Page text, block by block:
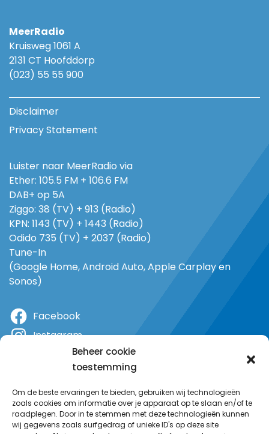
Beheer cookie
toestemming
Om de beste ervaringen te bieden, gebruiken wij technologieën
zoals cookies om informatie over je apparaat op te slaan en/of te
raadplegen. Door in te stemmen met deze technologieën kunnen
wij gegevens zoals surfgedrag of unieke ID's op deze site
MeerRadio
Kruisweg 1061 A
2131 CT Hoofddorp
(023) 55 55 900
Disclaimer
Privacy Statement
Luister naar MeerRadio via
Ether: 105.5 FM + 106.6 FM
DAB+ op 5A
Ziggo: 38 (TV) + 913 (Radio)
KPN: 1143 (TV) + 1443 (Radio)
Odido 735 (TV) + 2037 (Radio)
Tune-In
(Google Home, Android Auto, Apple Carplay en
Sonos)
Facebook
Instagram
YouTube